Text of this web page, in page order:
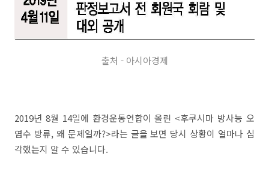
출처 - 아시아경제
2019년 8월 14일에 환경운동연합이 올린 <후쿠시마 방사능 오
염수 방류, 왜 문제일까?>라는 글을 보면 당시 상황이 얼마나 심
각했는지 알 수 있습니다.